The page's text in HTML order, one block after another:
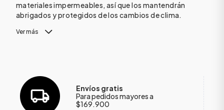
materiales impermeables, así que los mantendrán
abrigados y protegidos de los cambios de clima.
Ver más
Envíos gratis
Para pedidos mayores a
$169.900